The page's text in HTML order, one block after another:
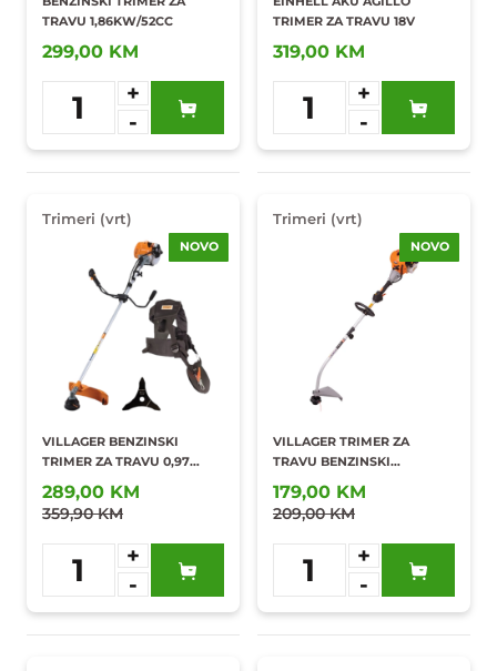
TRAVU 1,86KW/52CC
299,00 KM
1
+
-
Dodaj u
omiljene
TRIMER ZA TRAVU 18V
319,00 KM
1
+
-
Dodaj u
omiljene
Trimeri (vrt)
NOVO
VILLAGER BENZINSKI
TRIMER ZA TRAVU 0,97
KW/36,2 CC BC900S
289,00 KM
359,90 KM
1
+
-
Dodaj u
omiljene
Trimeri (vrt)
NOVO
VILLAGER TRIMER ZA
TRAVU BENZINSKI
0,75KW/25,4CC
179,00 KM
209,00 KM
1
+
-
Dodaj u
omiljene